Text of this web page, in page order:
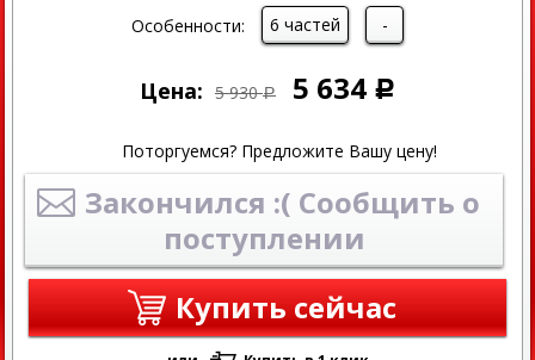
Особенности: 6 частей -
Цена: 5 930 Р 5 634 Р
Поторгуемся? Предложите Вашу цену!
Закончился :( Сообщить о
поступлении
Купить сейчас